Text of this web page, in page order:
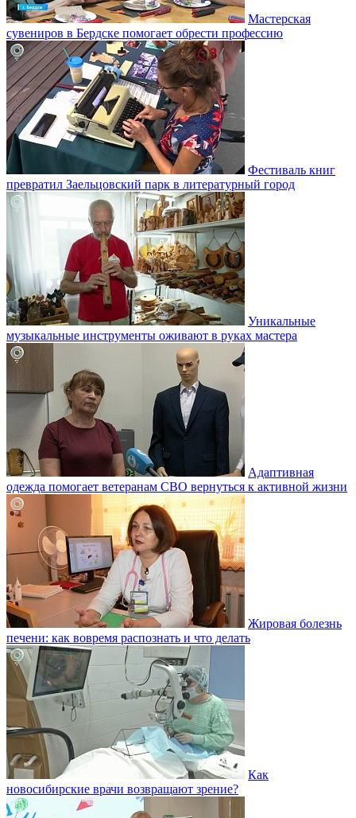
Мастерская
сувениров в Бердске помогает обрести профессию
Фестиваль книг
превратил Заельцовский парк в литературный город
Уникальные
музыкальные инструменты оживают в руках мастера
Адаптивная
одежда помогает ветеранам СВО вернуться к активной жизни
Жировая болезнь
печени: как вовремя распознать и что делать
Как
новосибирские врачи возвращают зрение?